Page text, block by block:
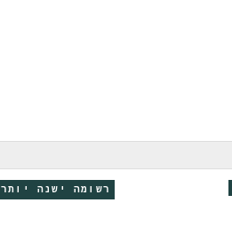
רשומה ישנה יותר